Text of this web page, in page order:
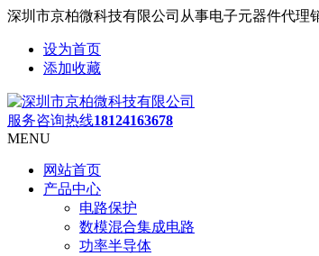
深圳市京柏微科技有限公司从事电子元器件代理
设为首页
添加收藏
服务咨询热线18124163678
MENU
网站首页
产品中心
电路保护
数模混合集成电路
功率半导体